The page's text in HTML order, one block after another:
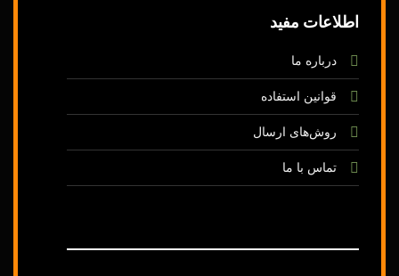
اطلاعات مفید
درباره ما
قوانین استفاده
روش‌های ارسال
تماس با ما